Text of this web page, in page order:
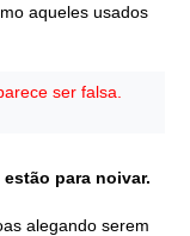
aqueles usados
ser falsa.
para noivar.
alegando serem